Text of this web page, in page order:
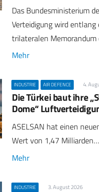
Das Bundesministerium
Verteidigung wird entlang
trilateralen
Mehr
INDUSTRIE AIR DEFENCE 4.
Die Türkei baut ihre
Dome“
ASELSAN hat einen
Wert von 1,47 Milliarden…
Mehr
INDUSTRIE 3. August 2026